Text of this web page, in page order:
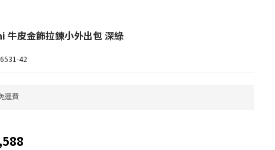
牛皮金飾拉鍊小外出包 深綠
42
運費